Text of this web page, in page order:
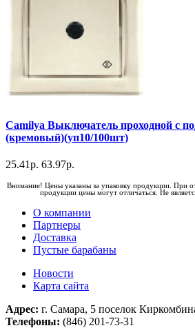
Camilya Выключатель проходной с
(кремовый)(уп10/100шт)
25.41р. 63.97р.
Внимание! Цены указаны за упаковку продукции. При
продукции цены могут отличаться. Не
О компании
Партнеры
Доставка
Пустые барабаны
Новости
Карта сайта
Адрес: г. Самара, 5 поселок
Телефоны: (846) 201-73-31